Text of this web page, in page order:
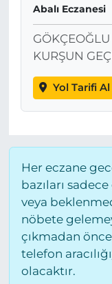
Abalı Eczanesi
KURŞUN
Yol Tarifi Al
Her eczane
bazıları
veya
nöbete
çıkmadan
telefon
olacaktır.